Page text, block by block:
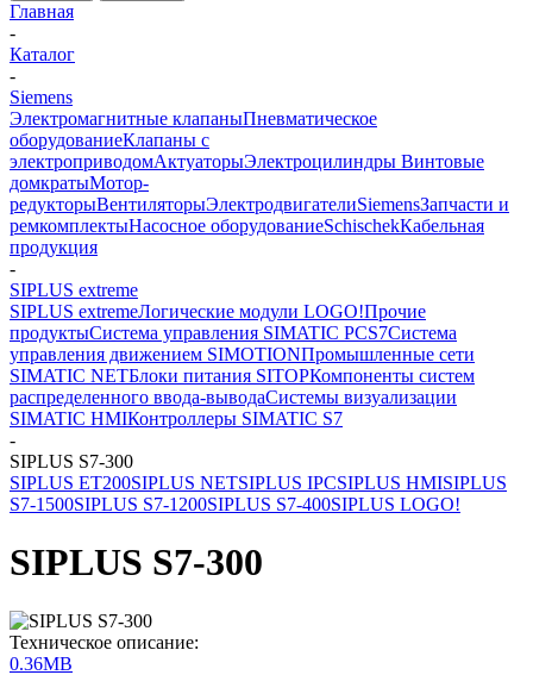
Главная
-
Каталог
-
Siemens
Электромагнитные клапаныПневматическое
оборудованиеКлапаны с
электроприводомАктуаторыЭлектроцилиндры Винтовые
домкратыМотор-
редукторыВентиляторыЭлектродвигателиSiemensЗапчасти и
ремкомплектыНасосное оборудованиеSchischekКабельная
продукция
-
SIPLUS extreme
SIPLUS extremeЛогические модули LOGO!Прочие
продуктыСистема управления SIMATIC PCS7Система
управления движением SIMOTIONПромышленные сети
SIMATIC NETБлоки питания SITOPКомпоненты систем
распределенного ввода-выводаСистемы визуализации
SIMATIC HMIКонтроллеры SIMATIC S7
-
SIPLUS S7-300
SIPLUS ET200SIPLUS NETSIPLUS IPCSIPLUS HMISIPLUS
S7-1500SIPLUS S7-1200SIPLUS S7-400SIPLUS LOGO!
SIPLUS S7-300
Техническое описание:
0.36MB